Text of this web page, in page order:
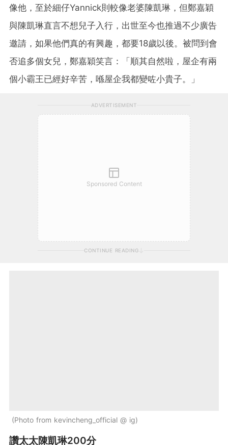
像他，至於細仔Yannick則較像老婆陳凱琳，但鄭嘉穎
與陳凱琳直言不想兒子入行，出世至今也推過不少廣告
邀請，如果他們真的有興趣，都要18歲以後。被問到會
否追多個女兒，鄭嘉穎笑言：「順其自然啦，屋企有兩
個小霸王已經好辛苦，喺屋企我都變咗小貴子。」
ADVERTISEMENT
Sponsored Content
CONTINUE READING
Photo from kevincheng_official @ ig
讚太太陳凱琳200分